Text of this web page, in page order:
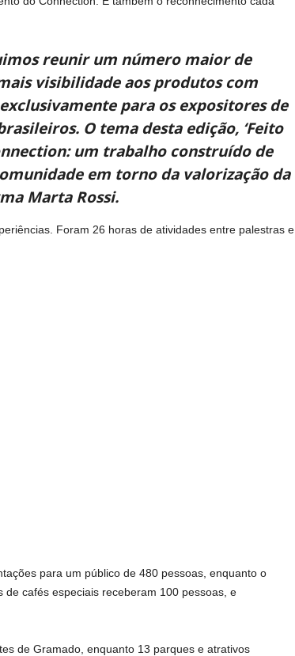
reunir um número maior de
visibilidade aos produtos com
para os expositores de
O tema desta edição, ‘Feito
um trabalho construído de
em torno da valorização da
Marta Rossi.
Foram 26 horas de atividades entre palestras e
para um público de 480 pessoas, enquanto o
cafés especiais receberam 100 pessoas, e
de Gramado, enquanto 13 parques e atrativos